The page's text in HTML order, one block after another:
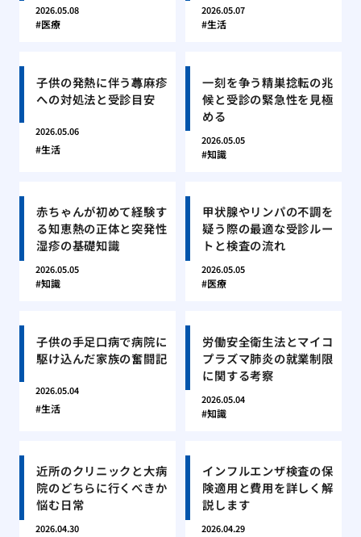
2026.05.08
医療
2026.05.07
生活
子供の発熱に伴う蕁麻疹
への対処法と受診目安
2026.05.06
生活
一刻を争う精巣捻転の兆
候と受診の緊急性を見極
める
2026.05.05
知識
赤ちゃんが初めて経験す
る知恵熱の正体と突発性
湿疹の基礎知識
2026.05.05
知識
甲状腺やリンパの不調を
疑う際の最適な受診ルー
トと検査の流れ
2026.05.05
医療
子供の手足口病で病院に
駆け込んだ家族の奮闘記
2026.05.04
生活
労働安全衛生法とマイコ
プラズマ肺炎の就業制限
に関する考察
2026.05.04
知識
近所のクリニックと大病
院のどちらに行くべきか
悩む日常
2026.04.30
インフルエンザ検査の保
険適用と費用を詳しく解
説します
2026.04.29